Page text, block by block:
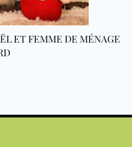
ET FEMME DE MÉNAGE